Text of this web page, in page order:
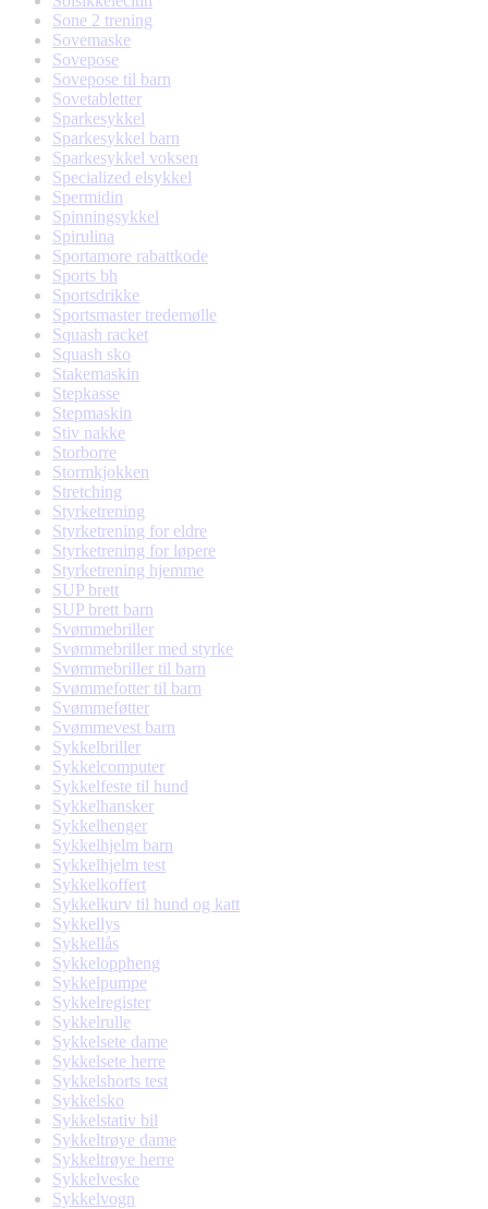
Sone 2 trening
Sovemaske
Sovepose
Sovepose til barn
Sovetabletter
Sparkesykkel
Sparkesykkel barn
Sparkesykkel voksen
Specialized elsykkel
Spermidin
Spinningsykkel
Spirulina
Sportamore rabattkode
Sports bh
Sportsdrikke
Sportsmaster tredemølle
Squash racket
Squash sko
Stakemaskin
Stepkasse
Stepmaskin
Stiv nakke
Storborre
Stormkjokken
Stretching
Styrketrening
Styrketrening for eldre
Styrketrening for løpere
Styrketrening hjemme
SUP brett
SUP brett barn
Svømmebriller
Svømmebriller med styrke
Svømmebriller til barn
Svømmefotter til barn
Svømmeføtter
Svømmevest barn
Sykkelbriller
Sykkelcomputer
Sykkelfeste til hund
Sykkelhansker
Sykkelhenger
Sykkelhjelm barn
Sykkelhjelm test
Sykkelkoffert
Sykkelkurv til hund og katt
Sykkellys
Sykkellås
Sykkeloppheng
Sykkelpumpe
Sykkelregister
Sykkelrulle
Sykkelsete dame
Sykkelsete herre
Sykkelshorts test
Sykkelsko
Sykkelstativ bil
Sykkeltrøye dame
Sykkeltrøye herre
Sykkelveske
Sykkelvogn